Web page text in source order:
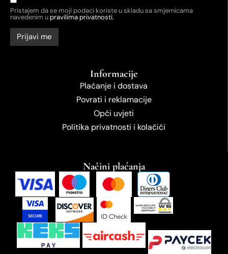
Pristajem da se moji podaci koriste u skladu sa smjernicama
navedenim upravilima privatnosti.
Informacije
Plaćanje i dostava
Povrati i reklamacije
Opći uvjeti
Politika privatnosti i kolačići
Načini plaćanja